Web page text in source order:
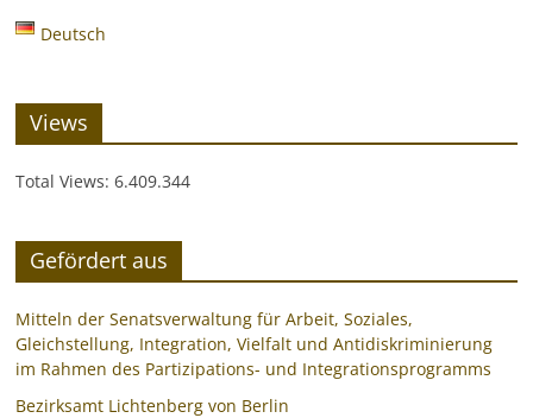
Deutsch
Views
Total Views:6.409.344
Gefördert aus
Mitteln der Senatsverwaltung für Arbeit, Soziales,
Gleichstellung, Integration, Vielfalt und Antidiskriminierung
im Rahmen des Partizipations- und Integrationsprogramms
Bezirksamt Lichtenberg von Berlin